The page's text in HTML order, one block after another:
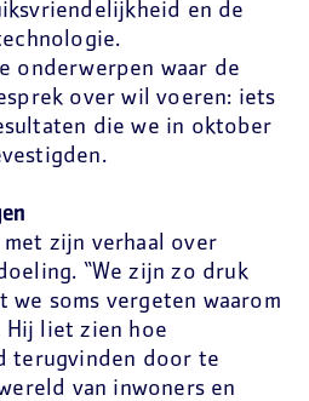
en de
onderwerpen waar de
over wil voeren: iets
die we in oktober
zijn verhaal over
“We zijn zo druk
we soms vergeten waarom
Hij liet zien hoe
terugvinden door te
van inwoners en